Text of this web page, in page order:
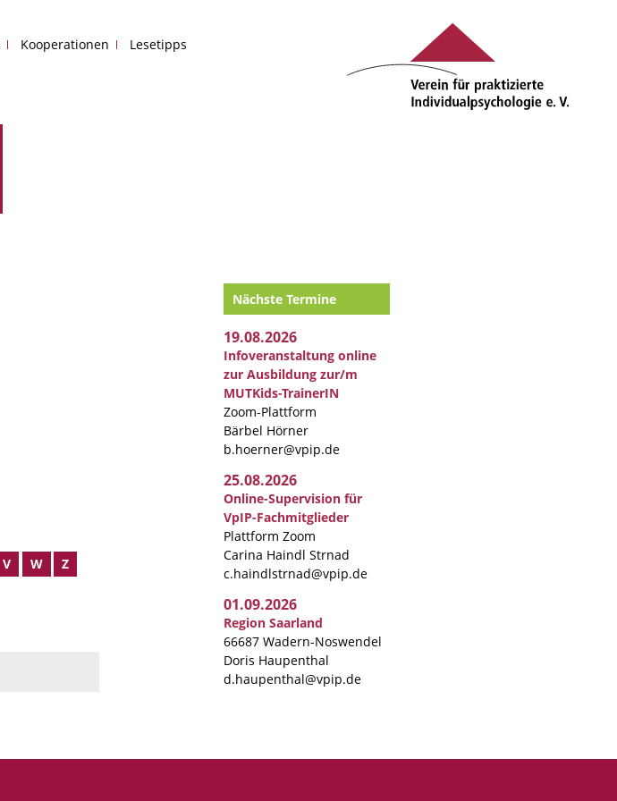
Kooperationen Lesetipps
V W Z
Nächste Termine
19.08.2026
Infoveranstaltung online
zur Ausbildung zur/m
MUTKids-TrainerIN
Zoom-Plattform
Bärbel Hörner
b.hoerner@vpip.de
25.08.2026
Online-Supervision für
VpIP-Fachmitglieder
Plattform Zoom
Carina Haindl Strnad
c.haindlstrnad@vpip.de
01.09.2026
Region Saarland
66687 Wadern-Noswendel
Doris Haupenthal
d.haupenthal@vpip.de